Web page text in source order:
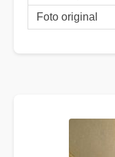
Foto original